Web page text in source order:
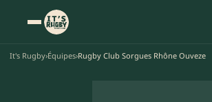
It's Rugby›Équipes›Rugby Club Sorgues Rhône Ouveze